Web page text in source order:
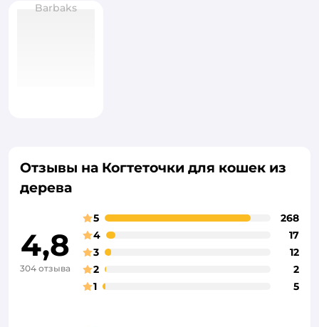
Barbaks
Отзывы на Когтеточки для кошек из
дерева
4,8
304 отзыва
5
268
4
17
3
12
2
2
1
5